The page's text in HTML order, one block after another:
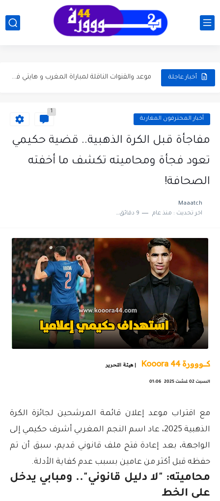
أخبار عاجلة
جدول مباريات دور الـ32 في كأس العالم 2026..دليلك الكامل
موعد والقنوات الناقلة لمباراة المغرب و هايتي في الجولة ...
أخبار المحترفون المغاربة
1
مفاجأة قبل الكرة الذهبية.. قضية حكيمي
تعود فجأة ومحاميته تكشف ما أخفته
الصحافة!
Maaatch
اخر تحديث : منذ عام 9 دقائق للقراءة
كـــووورة 44 Kooora | هيئة التحرير
السبت 02 غشت 2025 01:06
مع اقتراب موعد إعلان قائمة المرشحين لجائزة الكرة
الذهبية 2025، عاد اسم النجم المغربي أشرف حكيمي إلى
الواجهة، بعد إعادة فتح ملف قانوني قديم، سبق أن تم
حفظه قبل أكثر من عامين بسبب عدم كفاية الأدلة.
محاميته: "لا دليل قانوني".. ومبابي يدخل
على الخط